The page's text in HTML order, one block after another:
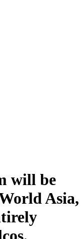
will be
Asia,